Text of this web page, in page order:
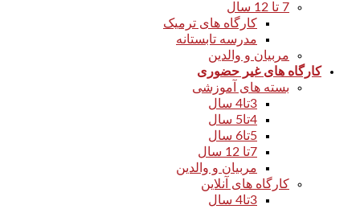
7 تا 12 سال
کارگاه های ترمیک
مدرسه تابستانه
مربیان و والدین
کارگاه های غیر حضوری
بسته های آموزشی
3تا4 سال
4تا5 سال
5تا6 سال
7تا 12 سال
مربیان و والدین
کارگاه های آنلاین
3تا4 سال